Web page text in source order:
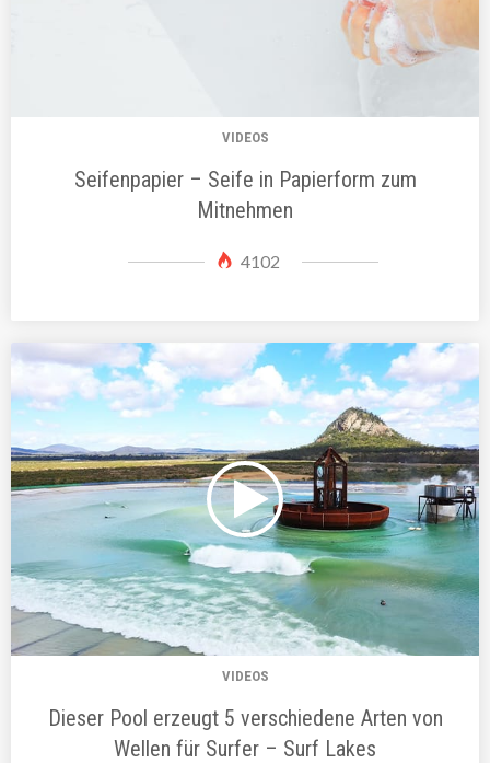
VIDEOS
Seifenpapier – Seife in Papierform zum
Mitnehmen
4102
VIDEOS
Dieser Pool erzeugt 5 verschiedene Arten von
Wellen für Surfer – Surf Lakes